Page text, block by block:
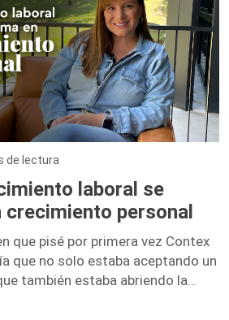
100 inversionistas millonarios
completa sobre […]
de lectura
laboral se
personal
que pisé por primera vez Contex
que no solo estaba aceptando un
también estaba abriendo la